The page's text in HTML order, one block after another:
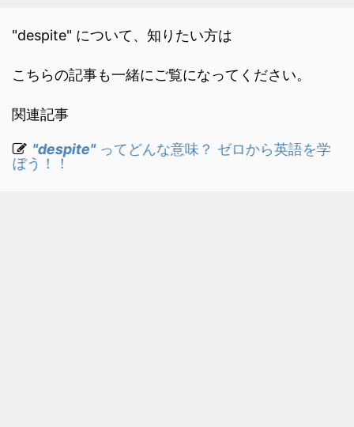
"despite" について、知りたい方は
こちらの記事も一緒にご覧になってください。
関連記事
"despite" ってどんな意味？ ゼロから英語を学
ぼう！！